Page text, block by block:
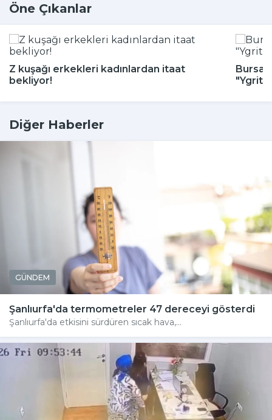
Öne Çıkanlar
Z kuşağı erkekleri kadınlardan itaat
bekliyor!
Bursa
Diğer Haberler
GÜNDEM
Şanlıurfa'da termometreler 47 dereceyi gösterdi
Şanlıurfa'da etkisini sürdüren sıcak hava,...